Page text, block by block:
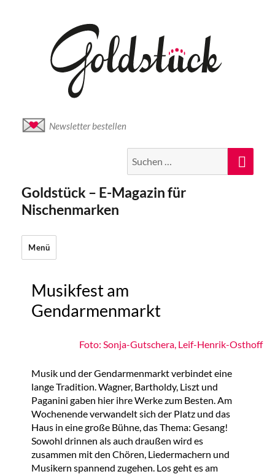
Newsletter bestellen
nach:
Goldstück – E-Magazin für
Nischenmarken
Menü
Musikfest am
Gendarmenmarkt
Foto: Sonja-Gutschera, Leif-Henrik-Osthoff
Musik und der Gendarmenmarkt verbindet eine
lange Tradition. Wagner, Bartholdy, Liszt und
Paganini gaben hier ihre Werke zum Besten. Am
Wochenende verwandelt sich der Platz und das
Haus in eine große Bühne, das Thema: Gesang!
Sowohl drinnen als auch draußen wird es
zusammen mit den Chören, Liedermachern und
Musikern spannend zugehen. Los geht es am